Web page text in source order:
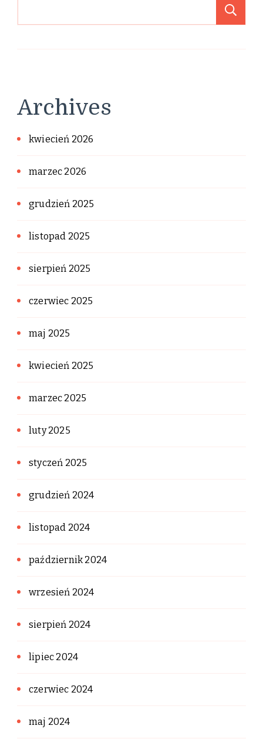
Archives
kwiecień 2026
marzec 2026
grudzień 2025
listopad 2025
sierpień 2025
czerwiec 2025
maj 2025
kwiecień 2025
marzec 2025
luty 2025
styczeń 2025
grudzień 2024
listopad 2024
październik 2024
wrzesień 2024
sierpień 2024
lipiec 2024
czerwiec 2024
maj 2024